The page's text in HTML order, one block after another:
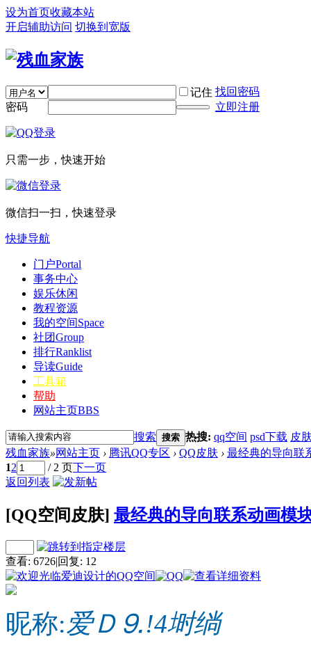
设为首页收藏本站
开启辅助访问 切换到宽版
记住 找回密码
密码
立即注册
只需一步，快速开始
微信扫一扫，快速登录
快捷导航
门户Portal
事务中心
娱乐休闲
教程资源
我的空间Space
社团Group
排行Ranklist
导读Guide
工具箱
帮助
网站主页BBS
搜索 搜索 热搜: qq空间 psd下载 皮
残血家族»网站主页 › 腾讯QQ专区 › QQ皮肤 › 最经典的导向联
12 / 2 页下一页
返回列表
[QQ空间皮肤] 最经典的导向联系动画模
查看: 6726|回复: 12
昵称:爱Ｄ⒐!4埘绱